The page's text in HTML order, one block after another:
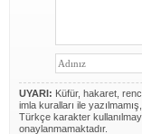
UYARI: Küfür, hakaret,
imla kuralları ile yazılmamış,
Türkçe karakter
onaylanmamaktadır.